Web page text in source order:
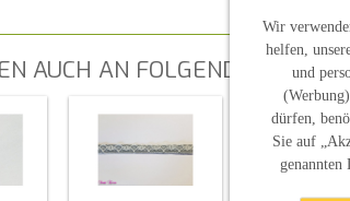
AUCH AN FOLGENDEN
Wir
helfen,
und
dürfen,
Sie auf
genannten